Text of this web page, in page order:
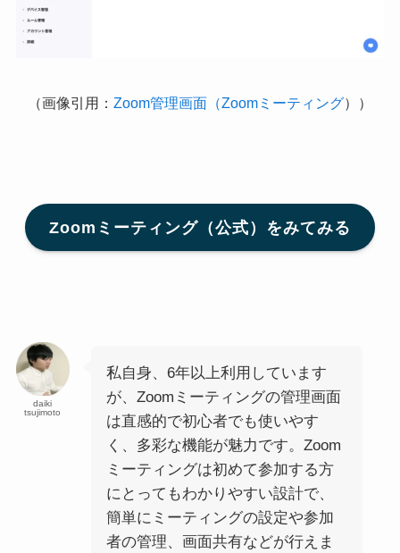
（画像引用： Zoom管理画面（Zoom ミーティング））
Zoomミーティング（公式）をみてみる
daiki
tsujimoto
私自身、6年以上利用しています
が、Zoomミーティングの管理画面
は直感的で初心者でも使いやす
く、多彩な機能が魅力です。Zoom
ミーティングは初めて参加する方
にとってもわかりやすい設計で、
簡単にミーティングの設定や参加
者の管理、画面共有などが行えま